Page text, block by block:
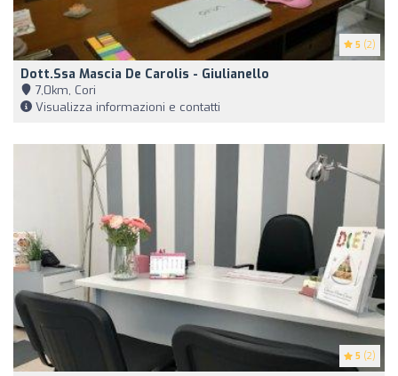
5 (2)
Dott.ssa Mascia De Carolis - Giulianello
7,0km, Cori
Visualizza informazioni e contatti
5 (2)